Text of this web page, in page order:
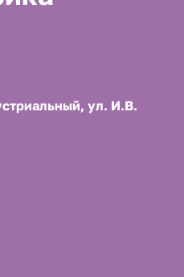
ул. И.В.